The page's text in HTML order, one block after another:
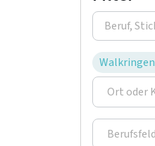
Walkringen